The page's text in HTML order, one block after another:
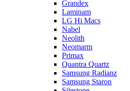
Grandex
Laminam
LG Hi Macs
Nabel
Neolith
Neomarm
Primax
Quantra Quartz
Samsung Radianz
Samsung Staron